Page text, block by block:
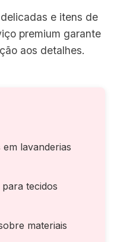
e itens de
premium garante
aos detalhes.
lavanderias
tecidos
materiais